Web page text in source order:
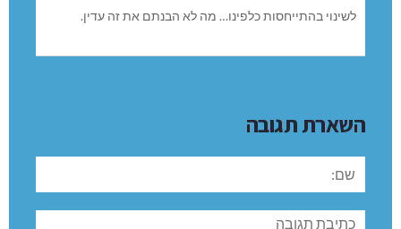
לשינוי בהתייחסות כלפינו… מה לא הבנתם את זה עדין.
השארת תגובה
שם:
תגובה